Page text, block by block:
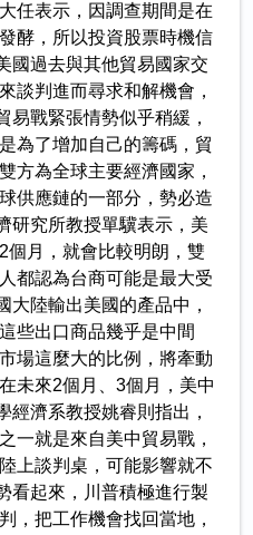
任表示，因調查期間是在
酵，所以投資股票時機信
國過去與其他貿易國家交
談判進而尋求和解機會，
戰緊張情勢似乎稍緩，
為了增加自己的籌碼，貿
方為全球主要經濟國家，
供應鏈的一部分，勢必造
研究所教授單驥表示，美
個月，就會比較明朗，雙
都認為台商可能是最大受
陸輸出美國的產品中，
些出口商品幾乎是中間
場這麼大的比例，將牽動
未來2個月、3個月，美中
濟系教授姚睿則指出，
一就是來自美中貿易戰，
上談判桌，可能影響就不
看起來，川普積極進行製
，把工作機會找回當地，